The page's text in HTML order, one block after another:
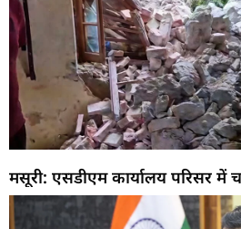
मसूरी: एसडीएम कार्यालय परिसर में